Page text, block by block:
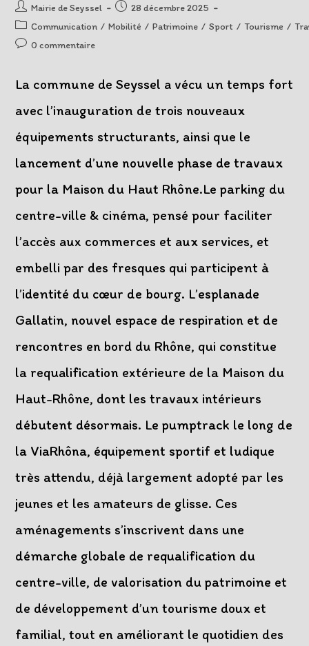
Auteur/autrice
de
la
publication :
Mairie de Seyssel
Post
published:
28 décembre 2025
Post
category:
Communication / Mobilité / Patrimoine / Sport / Tourisme /
Post0 commentaire
La commune de Seyssel a vécu un temps fort
avec l’inauguration de trois nouveaux
équipements structurants, ainsi que le
lancement d’une nouvelle phase de travaux
pour la Maison du Haut Rhône.Le parking du
centre-ville & cinéma, pensé pour faciliter
l’accès aux commerces et aux services, et
embelli par des fresques qui participent à
l’identité du cœur de bourg. L’esplanade
Gallatin, nouvel espace de respiration et de
rencontres en bord du Rhône, qui constitue
la requalification extérieure de la Maison du
Haut-Rhône, dont les travaux intérieurs
débutent désormais. Le pumptrack le long de
la ViaRhôna, équipement sportif et ludique
très attendu, déjà largement adopté par les
jeunes et les amateurs de glisse. Ces
aménagements s’inscrivent dans une
démarche globale de requalification du
centre-ville, de valorisation du patrimoine et
de développement d’un tourisme doux et
familial, tout en améliorant le quotidien des